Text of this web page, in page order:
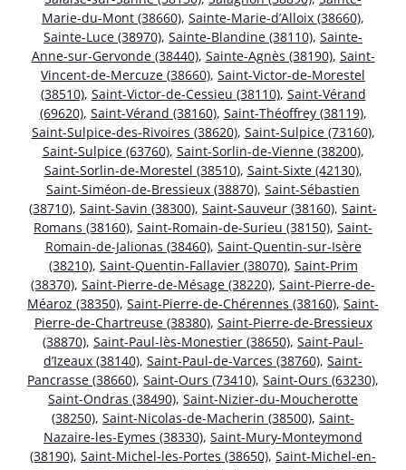
Marie-du-Mont (38660), Sainte-Marie-d’Alloix (38660),
Sainte-Luce (38970), Sainte-Blandine (38110), Sainte-
Anne-sur-Gervonde (38440), Sainte-Agnès (38190), Saint-
Vincent-de-Mercuze (38660), Saint-Victor-de-Morestel
(38510), Saint-Victor-de-Cessieu (38110), Saint-Vérand
(69620), Saint-Vérand (38160), Saint-Théoffrey (38119),
Saint-Sulpice-des-Rivoires (38620), Saint-Sulpice (73160),
Saint-Sulpice (63760), Saint-Sorlin-de-Vienne (38200),
Saint-Sorlin-de-Morestel (38510), Saint-Sixte (42130),
Saint-Siméon-de-Bressieux (38870), Saint-Sébastien
(38710), Saint-Savin (38300), Saint-Sauveur (38160), Saint-
Romans (38160), Saint-Romain-de-Surieu (38150), Saint-
Romain-de-Jalionas (38460), Saint-Quentin-sur-Isère
(38210), Saint-Quentin-Fallavier (38070), Saint-Prim
(38370), Saint-Pierre-de-Mésage (38220), Saint-Pierre-de-
Méaroz (38350), Saint-Pierre-de-Chérennes (38160), Saint-
Pierre-de-Chartreuse (38380), Saint-Pierre-de-Bressieux
(38870), Saint-Paul-lès-Monestier (38650), Saint-Paul-
d’Izeaux (38140), Saint-Paul-de-Varces (38760), Saint-
Pancrasse (38660), Saint-Ours (73410), Saint-Ours (63230),
Saint-Ondras (38490), Saint-Nizier-du-Moucherotte
(38250), Saint-Nicolas-de-Macherin (38500), Saint-
Nazaire-les-Eymes (38330), Saint-Mury-Monteymond
(38190), Saint-Michel-les-Portes (38650), Saint-Michel-en-